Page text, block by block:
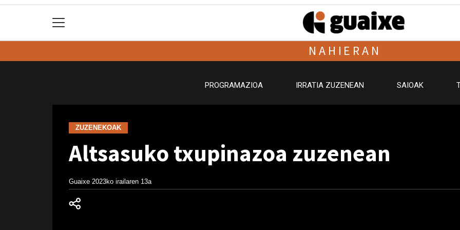
NAHIERAN
PROGRAMAZIOA IRRATIA ZUZENEAN SAIOAK
ZUZENEKOAK
Altsasuko txupinazoa zuzenean
Guaixe 2023ko irailaren 13a